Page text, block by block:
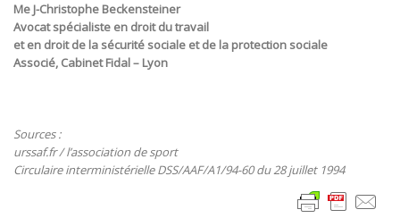
Me J-Christophe Beckensteiner
Avocat spécialiste en droit du travail
et en droit de la sécurité sociale et de la protection sociale
Associé, Cabinet Fidal – Lyon
Sources :
urssaf.fr / l’association de sport
Circulaire interministérielle DSS/AAF/A1/94-60 du 28 juillet 1994